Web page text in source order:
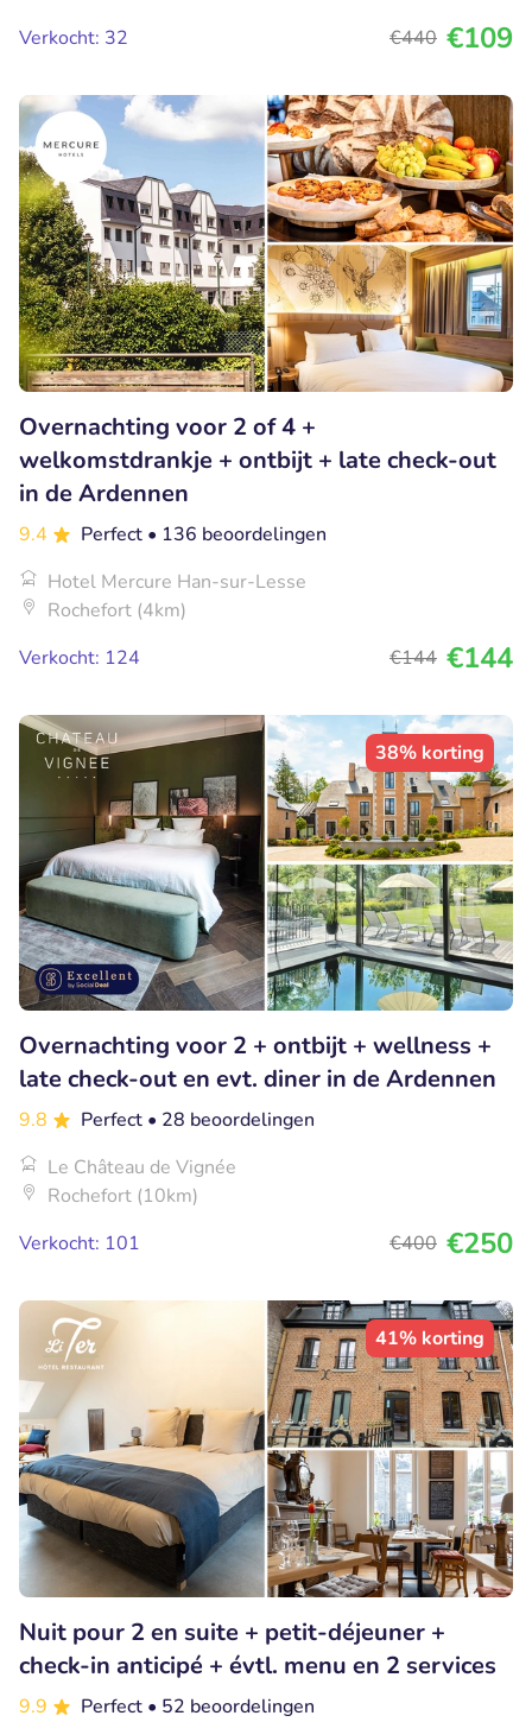
Verkocht: 32
€440 €109
Overnachting voor 2 of 4 +
welkomstdrankje + ontbijt + late check-out
in de Ardennen
9.4 Perfect • 136 beoordelingen
Hotel Mercure Han-sur-Lesse
Rochefort (4km)
Verkocht: 124
€144 €144
38% korting
Overnachting voor 2 + ontbijt + wellness +
late check-out en evt. diner in de Ardennen
9.8 Perfect • 28 beoordelingen
Le Château de Vignée
Rochefort (10km)
Verkocht: 101
€400 €250
41% korting
Nuit pour 2 en suite + petit-déjeuner +
check-in anticipé + évtl. menu en 2 services
9.9 Perfect • 52 beoordelingen